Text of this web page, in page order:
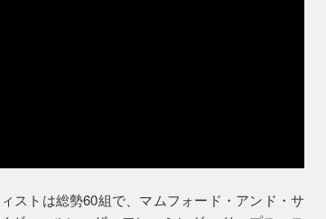
ストは総勢60組で、マムフォード・アンド・サ